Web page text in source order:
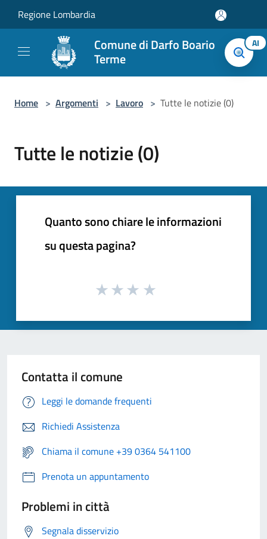
Regione Lombardia
Comune di Darfo Boario
Terme
AI
Home > Argomenti > Lavoro > Tutte le notizie (0)
Tutte le notizie (0)
Quanto sono chiare le informazioni
su questa pagina?
Contatta il comune
Leggi le domande frequenti
Richiedi Assistenza
Chiama il comune +39 0364 541100
Prenota un appuntamento
Problemi in città
Segnala disservizio